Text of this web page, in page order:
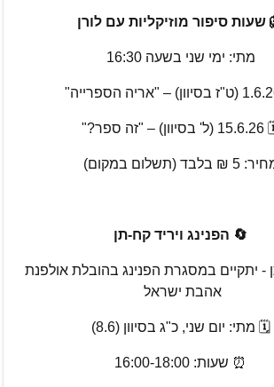
שעות סיפור מוזיקליות עם לורן
מתי: ימי שני בשעה 16:30
"זה ספר?"
5 ₪ בלבד (תשלום במקום)
🔄 הפנינג ויריד קח-תן
אהבת ישראל
🗓️ מתי: יום שני, כ"ג בסיוון (8.6)
⏰ שעות: 16:00-18:00